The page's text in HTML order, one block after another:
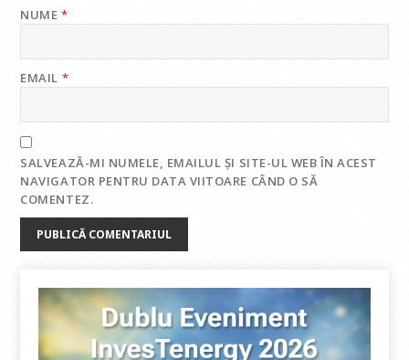
NUME*
EMAIL *
SALVEAZĂ-MI NUMELE, EMAILUL ȘI SITE-UL WEB ÎN ACEST
NAVIGATOR PENTRU DATA VIITOARE CÂND O SĂ
COMENTEZ.